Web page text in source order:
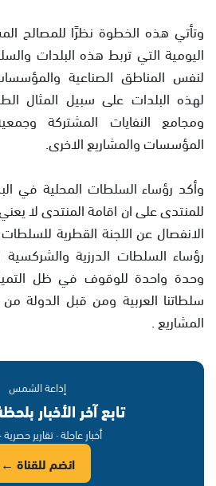
وتأتي هذه الخطوة نظرًا للمصالح
اليومية التي تربط هذه البلدات
لنفس المناطق الصناعية
لهذه البلدات على سبيل المثال
ومجامع النفايات المشتركة
المؤسسات والمشاريع الاخرى.
وأكد رؤساء السلطات المحلية في
للمنتدى على ان اقامة المنتدى لا
الانفصال عن اللجنة القطرية
رؤساء السلطات الدرزية
وحدة واحدة للوقوف في ظل
سلطاتنا العربية ومن قبل الدولة من
المشاريع .
إذاعة الشمس
تابع آخر الأخبار
أخبار عاجلة · تقارير
انضم للقناة ←